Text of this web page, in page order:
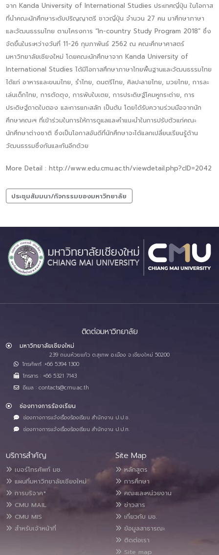
จาก Kanda University of International Studies ประเทศญี่ปุ่น ในโอกาส
ที่นำคณะนักศึกษาระดับปริญญาตรี ชาวญี่ปุ่น จำนวน 27 คน มาศึกษาภาษา
และวัฒนธรรมไทย ตามโครงการ “In-country Study Program 2018” ซึ่ง
จัดขึ้นในระหว่างวันที่ 11-26 กุมภาพันธ์ 2562 ณ คณะศึกษาศาสตร์
มหาวิทยาลัยเชียงใหม่ โดยคณะนักศึกษาจาก Kanda University of
International Studies ได้มีโอกาสศึกษาภาษาไทยพื้นฐานและวัฒนธรรมไทย
ได้แก่ อาหารและขนมไทย, รำไทย, ดนตรีไทย, ศิลปะลายไทย, มวยไทย, การละ
เล่นเด็กไทย, การตัดตุง, การพับใบเตย, การประดิษฐ์โคมหูกระต่าย, การ
ประดิษฐ์ถาดใบตอง และการแกะสลัก เป็นต้น โดยได้รับความร่วมมือจากนัก
ศึกษาคณะฯ ที่เข้าร่วมในการให้การดูแลและคำแนะนำในการปรับตัวแก่คณะ
นักศึกษาต่างชาติ ซึ่งเป็นโอกาสอันดีที่นักศึกษาจะได้แลกเปลี่ยนเรียนรู้ด้าน
วัฒนธรรมซึ่งกันและกันอีกด้วย
More Detail : http://www.edu.cmu.ac.th/viewdetail.php?cID=2042
ประชุมสัมมนา/กิจกรรมของมหาวิทยาลัย
ติดต่อมหาวิทยาลัย
มหาวิทยาลัยเชียงใหม่
239 ถนนห้วยแก้ว ต.สุเทพ อ.เมือง จ.เชียงใหม่ 50200
โทรศัพท์ :+66 5394 1300
โทรสาร : +66 5321 7143
อีเมล : contacts@cmu.ac.th
ช่องทางการร้องเรียน
ช่องทางการแจ้งเรื่องร้องเรียน สำนักงาน ป.ป.ช.
ช่องทางการแจ้งเรื่องร้องเรียน สำนักงาน ป.ป.ท.
บริการสำคัญ
เบอร์โทรศัพท์ มช.
แผนที่มหาวิทยาลัยเชียงใหม่
การบริจาค*
CMU MAIL
CMU MIS
สำหรับเจ้าหน้าที่
Site Map
หลักสูตร
การศึกษา
คณะและหน่วยงาน
ข่าวสาร
เกี่ยวกับ มช.
ข้อมูลสาธารณะ
ติดต่อเรา
Site map